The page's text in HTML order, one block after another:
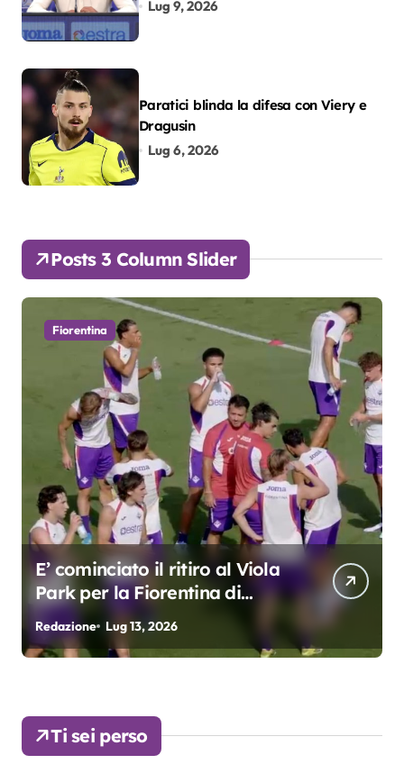
Lug 9, 2026
Paratici blinda la difesa con Viery e
Dragusin
Lug 6, 2026
Posts 3 Column Slider
Fiorentina
E’ cominciato il ritiro al Viola
Park per la Fiorentina di
Grosso
Redazione Lug 13, 2026
Ti sei perso